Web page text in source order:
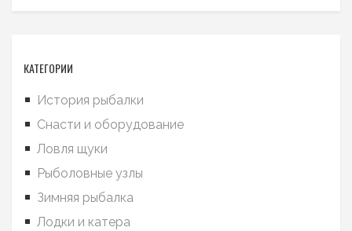
КАТЕГОРИИ
История рыбалки
Снасти и оборудование
Ловля щуки
Рыболовные узлы
Зимняя рыбалка
Лодки и катера